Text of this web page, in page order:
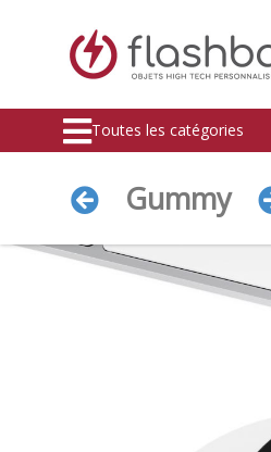
Toutes les catégories
Gummy